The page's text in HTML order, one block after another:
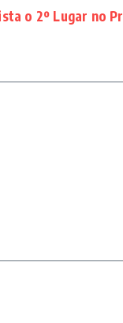
o 2º Lugar no